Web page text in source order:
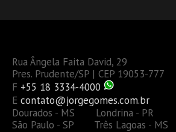
Rua Ângela Faita David, 29
Pres. Prudente/SP | CEP 19053-777
F +55 18 3334-4000
E contato@jorgegomes.com.br
Dourados - MS Londrina - PR
São Paulo - SP Três Lagoas - MS